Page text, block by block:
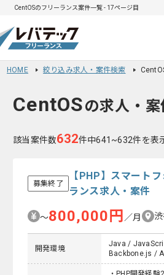
CentOSのフリーランス案件一覧 - 17ページ目
HOME 絞り込み求人・案件検索
CentOSの求人・
該当案件数632件中641~632件を表
募集終了
【PHP】スマート
ランス求人・案件
〜800,000円 ／月
開発環境
Java /
Backbone.js /